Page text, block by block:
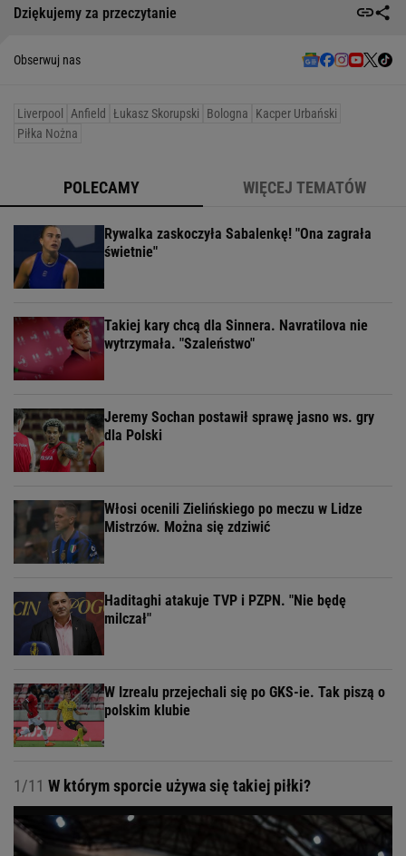
Dziękujemy za przeczytanie
Obserwuj nas
Liverpool Anfield Łukasz Skorupski Bologna
Kacper Urbański
Piłka Nożna
POLECAMY WIĘCEJ TEMATÓW
Rywalka zaskoczyła Sabalenkę! "Ona zagrała
świetnie"
Takiej kary chcą dla Sinnera. Navratilova nie
wytrzymała. "Szaleństwo"
Jeremy Sochan postawił sprawę jasno ws. gry
dla Polski
Włosi ocenili Zielińskiego po meczu w Lidze
Mistrzów. Można się zdziwić
Haditaghi atakuje TVP i PZPN. "Nie będę
milczał"
W Izrealu przejechali się po GKS-ie. Tak piszą o
polskim klubie
1/11 W którym sporcie używa się takiej piłki?